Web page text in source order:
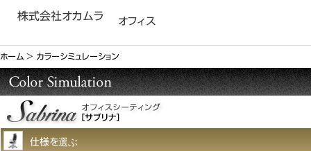
株式会社オカムラ オフィス
ホーム ＞ カラーシミュレーション
仕様を選ぶ